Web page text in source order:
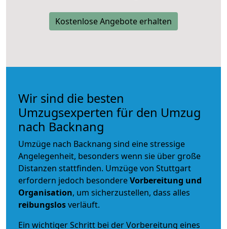
Kostenlose Angebote erhalten
Wir sind die besten
Umzugsexperten für den Umzug
nach Backnang
Umzüge nach Backnang sind eine stressige
Angelegenheit, besonders wenn sie über große
Distanzen stattfinden. Umzüge von Stuttgart
erfordern jedoch besondereVorbereitung und
Organisation, um sicherzustellen, dass alles
reibungslosverläuft.
Ein wichtiger Schritt bei der Vorbereitung eines